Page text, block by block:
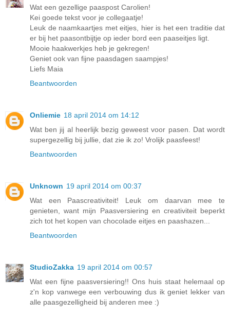
Wat een gezellige paaspost Carolien!
Kei goede tekst voor je collegaatje!
Leuk de naamkaartjes met eitjes, hier is het een traditie dat
er bij het paasontbijtje op ieder bord een paaseitjes ligt.
Mooie haakwerkjes heb je gekregen!
Geniet ook van fijne paasdagen saampjes!
Liefs Maia
Beantwoorden
Onliemie 18 april 2014 om 14:12
Wat ben jij al heerlijk bezig geweest voor pasen. Dat wordt
supergezellig bij jullie, dat zie ik zo! Vrolijk paasfeest!
Beantwoorden
Unknown 19 april 2014 om 00:37
Wat een Paascreativiteit! Leuk om daarvan mee te
genieten, want mijn Paasversiering en creativiteit beperkt
zich tot het kopen van chocolade eitjes en paashazen...
Beantwoorden
StudioZakka 19 april 2014 om 00:57
Wat een fijne paasversiering!! Ons huis staat helemaal op
z'n kop vanwege een verbouwing dus ik geniet lekker van
alle paasgezelligheid bij anderen mee :)